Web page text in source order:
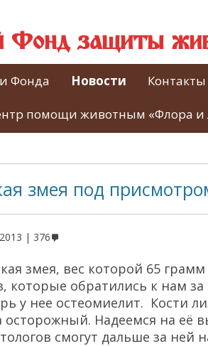
Фонд защиты
Фонда Новости Контакты
помощи животным «Флора и
змея под
376
змея, вес которой 65
которые обратились к нам
у нее остеомиелит. Кости
осторожный. Надеемся на её
смогут дальше за ней